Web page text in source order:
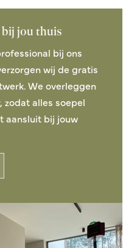
bij jou thuis
bij ons
wij de gratis
We overleggen
zodat alles soepel
aansluit bij jouw